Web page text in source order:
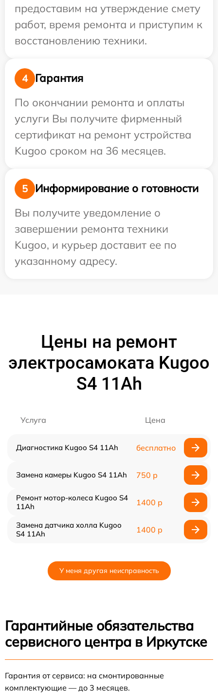
предоставим на утверждение смету
работ, время ремонта и приступим к
восстановлению техники.
4
Гарантия
По окончании ремонта и оплаты
услуги Вы получите фирменный
сертификат на ремонт устройства
Kugoo сроком на 36 месяцев.
5
Информирование о готовности
Вы получите уведомление о
завершении ремонта техники
Kugoo, и курьер доставит ее по
указанному адресу.
Цены на ремонт
электросамоката Kugoo
S4 11Ah
Услуга Цена
Диагностика Kugoo S4 11Ah бесплатно
Замена камеры Kugoo S4 11Ah 750 р
Ремонт мотор-колеса Kugoo S4
11Ah
1400 р
Замена датчика холла Kugoo
S4 11Ah
1400 р
У меня другая неисправность
Гарантийные обязательства
сервисного центра в Иркутске
Гарантия от сервиса: на смонтированные
комплектующие — до 3 месяцев.